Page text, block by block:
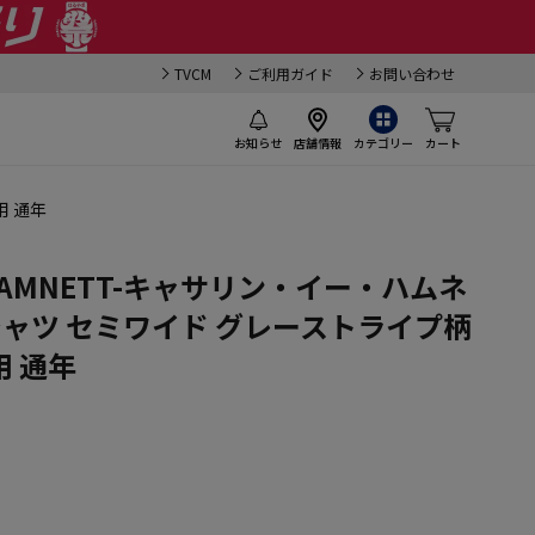
TVCM ご利用ガイド お問い合わせ
お知らせ 店舗情報 カテゴリー カート
通年
キャサリン・イー・ハムネ
ツ セミワイド グレーストライプ柄
通年